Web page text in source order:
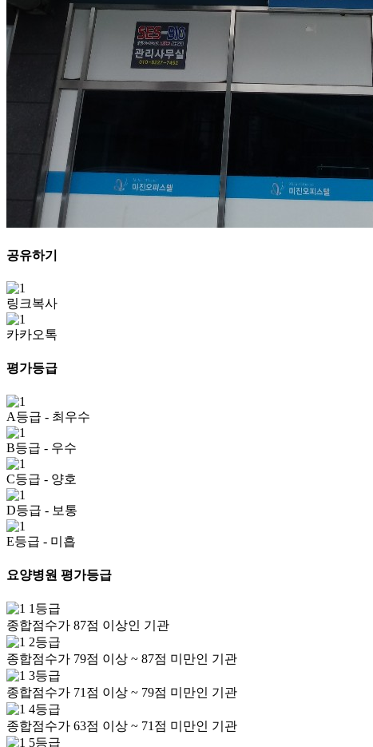
공유하기
링크복사
카카오톡
평가등급
A등급 - 최우수
B등급 - 우수
C등급 - 양호
D등급 - 보통
E등급 - 미흡
요양병원 평가등급
1등급
종합점수가 87점 이상인 기관
2등급
종합점수가 79점 이상 ~ 87점 미만인 기관
3등급
종합점수가 71점 이상 ~ 79점 미만인 기관
4등급
종합점수가 63점 이상 ~ 71점 미만인 기관
5등급